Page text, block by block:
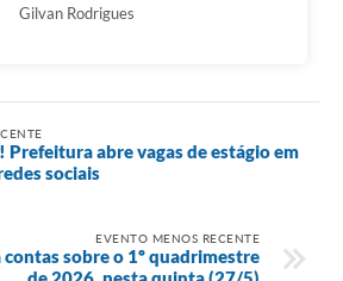
Gilvan Rodrigues
Prefeitura abre vagas de estágio em
sociais
EVENTO MENOS RECENTE
sobre o 1º quadrimestre